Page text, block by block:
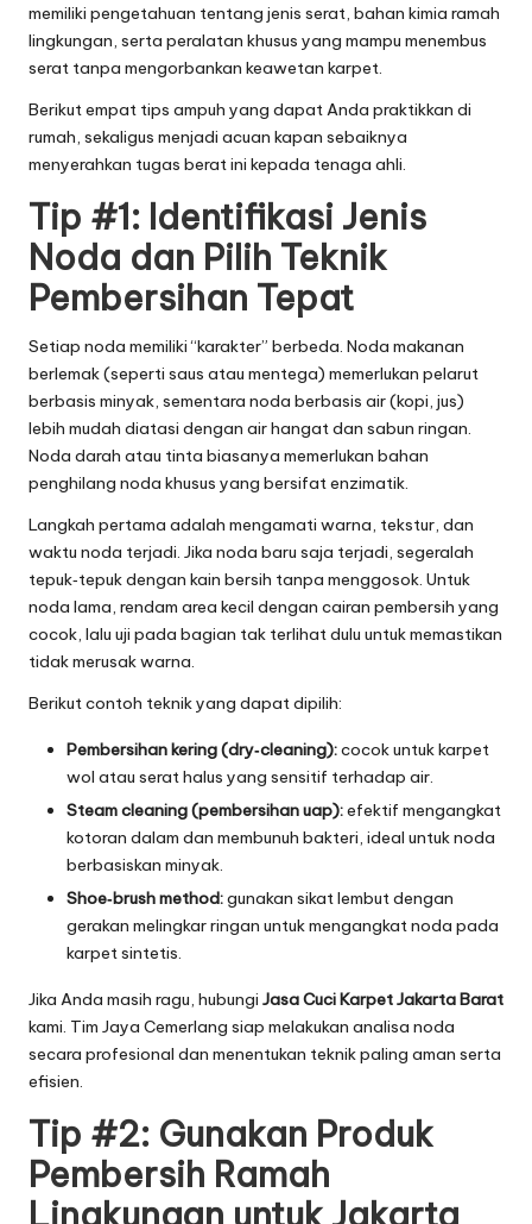
memiliki pengetahuan tentang jenis serat, bahan kimia ramah
lingkungan, serta peralatan khusus yang mampu menembus
serat tanpa mengorbankan keawetan karpet.
Berikut empat tips ampuh yang dapat Anda praktikkan di
rumah, sekaligus menjadi acuan kapan sebaiknya
menyerahkan tugas berat ini kepada tenaga ahli.
Tip #1: Identifikasi Jenis
Noda dan Pilih Teknik
Pembersihan Tepat
Setiap noda memiliki “karakter” berbeda. Noda makanan
berlemak (seperti saus atau mentega) memerlukan pelarut
berbasis minyak, sementara noda berbasis air (kopi, jus)
lebih mudah diatasi dengan air hangat dan sabun ringan.
Noda darah atau tinta biasanya memerlukan bahan
penghilang noda khusus yang bersifat enzimatik.
Langkah pertama adalah mengamati warna, tekstur, dan
waktu noda terjadi. Jika noda baru saja terjadi, segeralah
tepuk‑tepuk dengan kain bersih tanpa menggosok. Untuk
noda lama, rendam area kecil dengan cairan pembersih yang
cocok, lalu uji pada bagian tak terlihat dulu untuk memastikan
tidak merusak warna.
Berikut contoh teknik yang dapat dipilih:
Pembersihan kering (dry‑cleaning):cocok untuk karpet
wol atau serat halus yang sensitif terhadap air.
Steam cleaning (pembersihan uap):efektif mengangkat
kotoran dalam dan membunuh bakteri, ideal untuk noda
berbasiskan minyak.
Sho​e‑brush method:gunakan sikat lembut dengan
gerakan melingkar ringan untuk mengangkat noda pada
karpet sintetis.
Jika Anda masih ragu, hubungi Jasa Cuci Karpet Jakarta Barat
kami. Tim Jaya Cemerlang siap melakukan analisa noda
secara profesional dan menentukan teknik paling aman serta
efisien.
Tip #2: Gunakan Produk
Pembersih Ramah